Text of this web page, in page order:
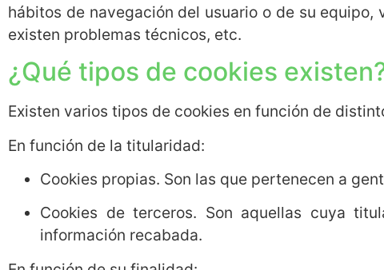
hábitos de navegación del usuario o de su
existen problemas técnicos, etc.
¿Qué tipos de cookies
Existen varios tipos de cookies en función de
En función de la titularidad:
Cookies propias. Son las que pertenecen a
Cookies de terceros. Son aquellas cuya
información recabada.